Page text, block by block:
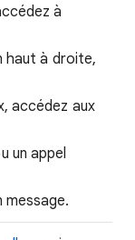
à
haut à droite,
accédez aux
un appel
message.